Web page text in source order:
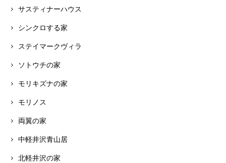
サスティナーハウス
シンクロする家
ステイマークヴィラ
ソトウチの家
モリキズナの家
モリノス
両翼の家
中軽井沢青山居
北軽井沢の家